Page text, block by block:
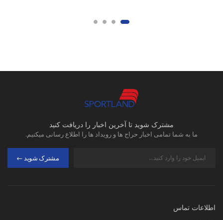
مشترک شوید تا آخرین اخبار را دریافت کنید
ما به شما تمامی اخبار حراج ها و رویداد ها را اطلاع رسانی میکنیم.
مشترک شوید
اطلاعات تماس